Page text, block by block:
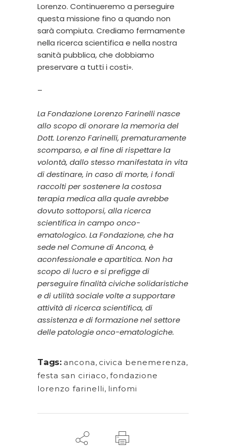
Lorenzo. Continueremo a perseguire
questa missione fino a quando non
sarà compiuta. Crediamo fermamente
nella ricerca scientifica e nella nostra
sanità pubblica, che dobbiamo
preservare a tutti i costi».
–
La Fondazione Lorenzo Farinelli nasce
allo scopo di onorare la memoria del
Dott. Lorenzo Farinelli, prematuramente
scomparso, e al fine di rispettare la
volontà, dallo stesso manifestata in vita
di destinare, in caso di morte, i fondi
raccolti per sostenere la costosa
terapia medica alla quale avrebbe
dovuto sottoporsi, alla ricerca
scientifica in campo onco-
ematologico. La Fondazione, che ha
sede nel Comune di Ancona, è
aconfessionale e apartitica. Non ha
scopo di lucro e si prefigge di
perseguire finalità civiche solidaristiche
e di utilità sociale volte a supportare
attività di ricerca scientifica, di
assistenza e di formazione nel settore
delle patologie onco-ematologiche.
Tags: ancona, civica benemerenza,
festa san ciriaco, fondazione
lorenzo farinelli, linfomi